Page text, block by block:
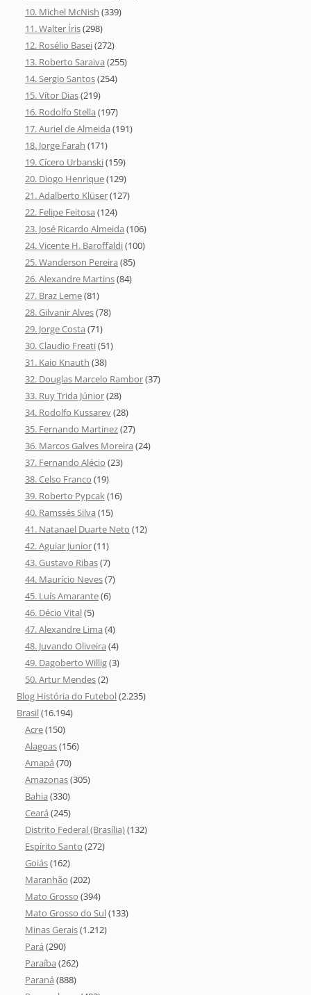
10. Michel McNish (339)
11. Walter Íris(298)
12. Rosélio Basei(272)
13. Roberto Saraiva (255)
14. Sergio Santos(254)
15. Vítor Dias(219)
16. Rodolfo Stella (197)
17. Auriel de Almeida (191)
18. Jorge Farah (171)
19. Cícero Urbanski(159)
20. Diogo Henrique(129)
21. Adalberto Klüser(127)
22. Felipe Feitosa (124)
23. José Ricardo Almeida (106)
24. Vicente H. Baroffaldi(100)
25. Wanderson Pereira (85)
26. Alexandre Martins(84)
27. Braz Leme(81)
28. Gilvanir Alves(78)
29. Jorge Costa (71)
30. Claudio Freati(51)
31. Kaio Knauth (38)
32. Douglas Marcelo Rambor(37)
33. Ruy Trida Júnior(28)
34. Rodolfo Kussarev(28)
35. Fernando Martinez(27)
36. Marcos Galves Moreira (24)
37. Fernando Alécio (23)
38. Celso Franco (19)
39. Roberto Pypcak(16)
40. Ramssés Silva (15)
41. Natanael Duarte Neto (12)
42. Aguiar Junior(11)
43. Gustavo Ribas(7)
44. Maurício Neves(7)
45. Luís Amarante(6)
46. Décio Vital(5)
47. Alexandre Lima (4)
48. Juvando Oliveira (4)
49. Dagoberto Willig(3)
50. Artur Mendes(2)
Blog História do Futebol(2.235)
Brasil(16.194)
Acre(150)
Alagoas(156)
Amapá (70)
Amazonas(305)
Bahia (330)
Ceará (245)
Distrito Federal (Brasília)(132)
Espírito Santo (272)
Goiás(162)
Maranhão (202)
Mato Grosso (394)
Mato Grosso do Sul(133)
Minas Gerais(1.212)
Pará (290)
Paraíba (262)
Paraná (888)